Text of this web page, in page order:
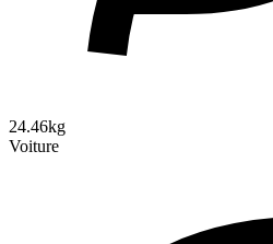
24.46kg
Voiture